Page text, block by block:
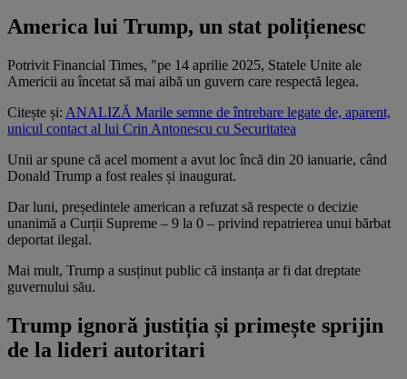
America lui Trump, un stat polițienesc
Potrivit Financial Times, "pe 14 aprilie 2025, Statele Unite ale
Americii au încetat să mai aibă un guvern care respectă legea.
Citește și: ANALIZĂ Marile semne de întrebare legate de, aparent,
unicul contact al lui Crin Antonescu cu Securitatea
Unii ar spune că acel moment a avut loc încă din 20 ianuarie, când
Donald Trump a fost reales și inaugurat.
Dar luni, președintele american a refuzat să respecte o decizie
unanimă a Curții Supreme – 9 la 0 – privind repatrierea unui bărbat
deportat ilegal.
Mai mult, Trump a susținut public că instanța ar fi dat dreptate
guvernului său.
Trump ignoră justiția și primește sprijin
de la lideri autoritari